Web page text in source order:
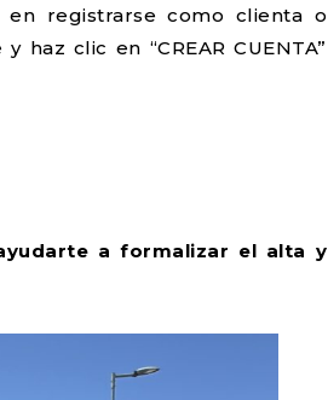
en registrarse como clienta o
haz clic en “CREAR CUENTA”
a formalizar el alta y